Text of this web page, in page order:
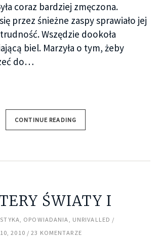
coraz bardziej zmęczona.
przez śnieżne zaspy sprawiało jej
Wszędzie dookoła
biel. Marzyła o tym, żeby
do…
CONTINUE READING
ŚWIATY I
, OPOWIADANIA, UNRIVALLED
2010
23 KOMENTARZE